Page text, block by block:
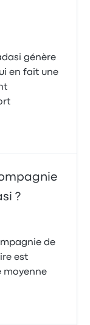
génère
en fait une
?
de
est
moyenne